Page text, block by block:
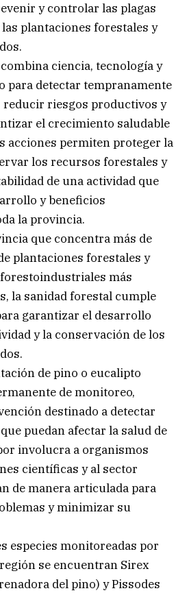
y controlar las plagas
plantaciones forestales y
ciencia, tecnología y
para detectar tempranamente
reducir riesgos productivos y
el crecimiento saludable
acciones permiten proteger la
los recursos forestales y
de una actividad que
y beneficios
la provincia.
que concentra más de
plantaciones forestales y
más
la sanidad forestal cumple
garantizar el desarrollo
y la conservación de los
de pino o eucalipto
de monitoreo,
destinado a detectar
puedan afectar la salud de
involucra a organismos
científicas y al sector
de manera articulada para
y minimizar su
especies monitoreadas por
se encuentran Sirex
del pino) y Pissodes